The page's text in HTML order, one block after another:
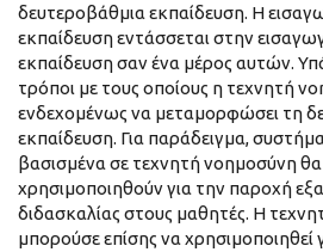
δευτεροβάθμια εκπαίδευση. Η
εκπαίδευση εντάσσεται στην
εκπαίδευση σαν ένα μέρος αυτών.
τρόποι με τους οποίους η τεχνητή
ενδεχομένως να μεταμορφώσει τη
εκπαίδευση. Για παράδειγμα,
βασισμένα σε τεχνητή νοημοσύνη
χρησιμοποιηθούν για την παροχή
διδασκαλίας στους μαθητές. Η
μπορούσε επίσης να χρησιμοποιηθεί